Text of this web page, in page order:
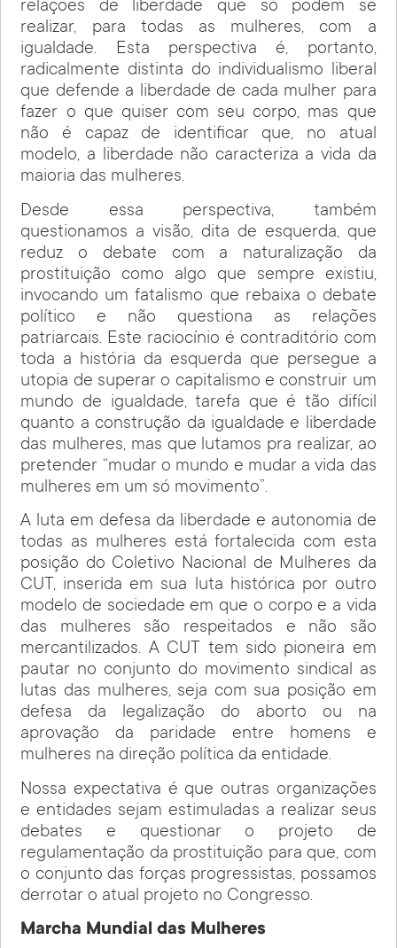
relações de liberdade que só podem se
realizar, para todas as mulheres, com a
igualdade. Esta perspectiva é, portanto,
radicalmente distinta do individualismo liberal
que defende a liberdade de cada mulher para
fazer o que quiser com seu corpo, mas que
não é capaz de identificar que, no atual
modelo, a liberdade não caracteriza a vida da
maioria das mulheres.
Desde essa perspectiva, também
questionamos a visão, dita de esquerda, que
reduz o debate com a naturalização da
prostituição como algo que sempre existiu,
invocando um fatalismo que rebaixa o debate
político e não questiona as relações
patriarcais. Este raciocínio é contraditório com
toda a história da esquerda que persegue a
utopia de superar o capitalismo e construir um
mundo de igualdade, tarefa que é tão difícil
quanto a construção da igualdade e liberdade
das mulheres, mas que lutamos pra realizar, ao
pretender “mudar o mundo e mudar a vida das
mulheres em um só movimento”.
A luta em defesa da liberdade e autonomia de
todas as mulheres está fortalecida com esta
posição do Coletivo Nacional de Mulheres da
CUT, inserida em sua luta histórica por outro
modelo de sociedade em que o corpo e a vida
das mulheres são respeitados e não são
mercantilizados. A CUT tem sido pioneira em
pautar no conjunto do movimento sindical as
lutas das mulheres, seja com sua posição em
defesa da legalização do aborto ou na
aprovação da paridade entre homens e
mulheres na direção política da entidade.
Nossa expectativa é que outras organizações
e entidades sejam estimuladas a realizar seus
debates e questionar o projeto de
regulamentação da prostituição para que, com
o conjunto das forças progressistas, possamos
derrotar o atual projeto no Congresso.
Marcha Mundial das Mulheres